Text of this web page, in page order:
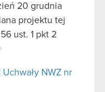
20 grudnia
projektu tej
ust. 1 pkt 2
NWZ nr